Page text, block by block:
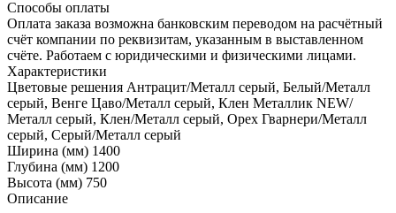
Способы оплаты
Оплата заказа возможна банковским переводом на расчётный
счёт компании по реквизитам, указанным в выставленном
счёте. Работаем с юридическими и физическими лицами.
Характеристики
Цветовые решения Антрацит/Металл серый, Белый/Металл
серый, Венге Цаво/Металл серый, Клен Металлик NEW/
Металл серый, Клен/Металл серый, Орех Гварнери/Металл
серый, Серый/Металл серый
Ширина (мм) 1400
Глубина (мм) 1200
Высота (мм) 750
Описание